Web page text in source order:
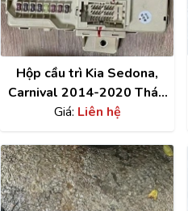
Hộp cầu trì Kia Sedona,
Carnival 2014-2020 Tháo
Xe 91951A9060
Giá: Liên hệ